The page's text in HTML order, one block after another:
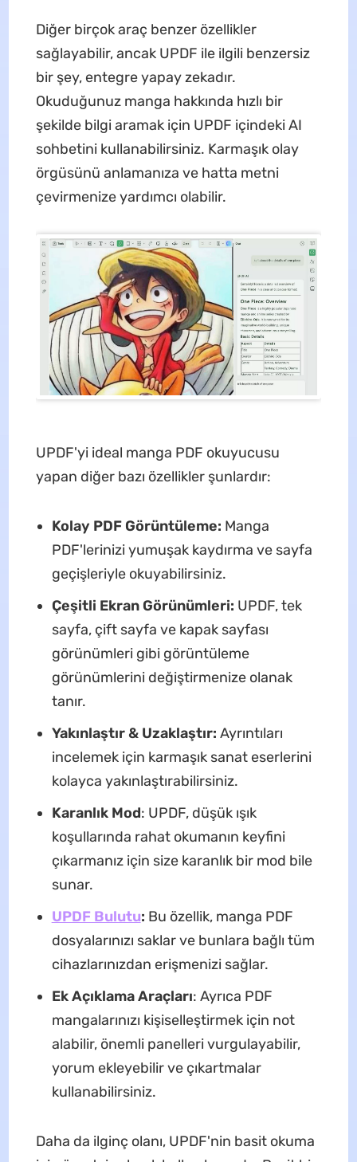
Diğer birçok araç benzer özellikler
sağlayabilir, ancak UPDF ile ilgili benzersiz
bir şey, entegre yapay zekadır.
Okuduğunuz manga hakkında hızlı bir
şekilde bilgi aramak için UPDF içindeki AI
sohbetini kullanabilirsiniz. Karmaşık olay
örgüsünü anlamanıza ve hatta metni
çevirmenize yardımcı olabilir.
UPDF'yi ideal manga PDF okuyucusu
yapan diğer bazı özellikler şunlardır:
Kolay PDF Görüntüleme: Manga
PDF'lerinizi yumuşak kaydırma ve sayfa
geçişleriyle okuyabilirsiniz.
Çeşitli Ekran Görünümleri: UPDF, tek
sayfa, çift sayfa ve kapak sayfası
görünümleri gibi görüntüleme
görünümlerini değiştirmenize olanak
tanır.
Yakınlaştır & Uzaklaştır: Ayrıntıları
incelemek için karmaşık sanat eserlerini
kolayca yakınlaştırabilirsiniz.
Karanlık Mod: UPDF, düşük ışık
koşullarında rahat okumanın keyfini
çıkarmanız için size karanlık bir mod bile
sunar.
UPDF Bulutu: Bu özellik, manga PDF
dosyalarınızı saklar ve bunlara bağlı tüm
cihazlarınızdan erişmenizi sağlar.
Ek Açıklama Araçları: Ayrıca PDF
mangalarınızı kişiselleştirmek için not
alabilir, önemli panelleri vurgulayabilir,
yorum ekleyebilir ve çıkartmalar
kullanabilirsiniz.
Daha da ilginç olanı, UPDF'nin basit okuma